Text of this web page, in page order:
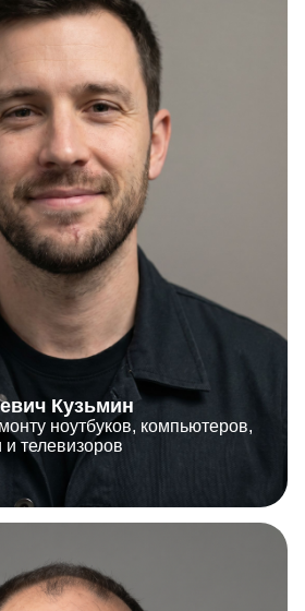
Кузьмин
ноутбуков, компьютеров,
телевизоров